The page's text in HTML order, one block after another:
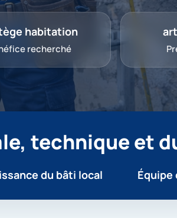
habitation
recherché
technique et
du bâti local